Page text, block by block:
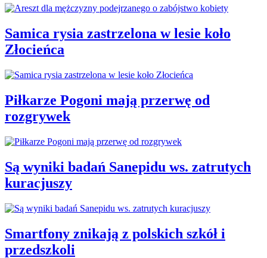
Samica rysia zastrzelona w lesie koło
Złocieńca
Piłkarze Pogoni mają przerwę od
rozgrywek
Są wyniki badań Sanepidu ws. zatrutych
kuracjuszy
Smartfony znikają z polskich szkół i
przedszkoli